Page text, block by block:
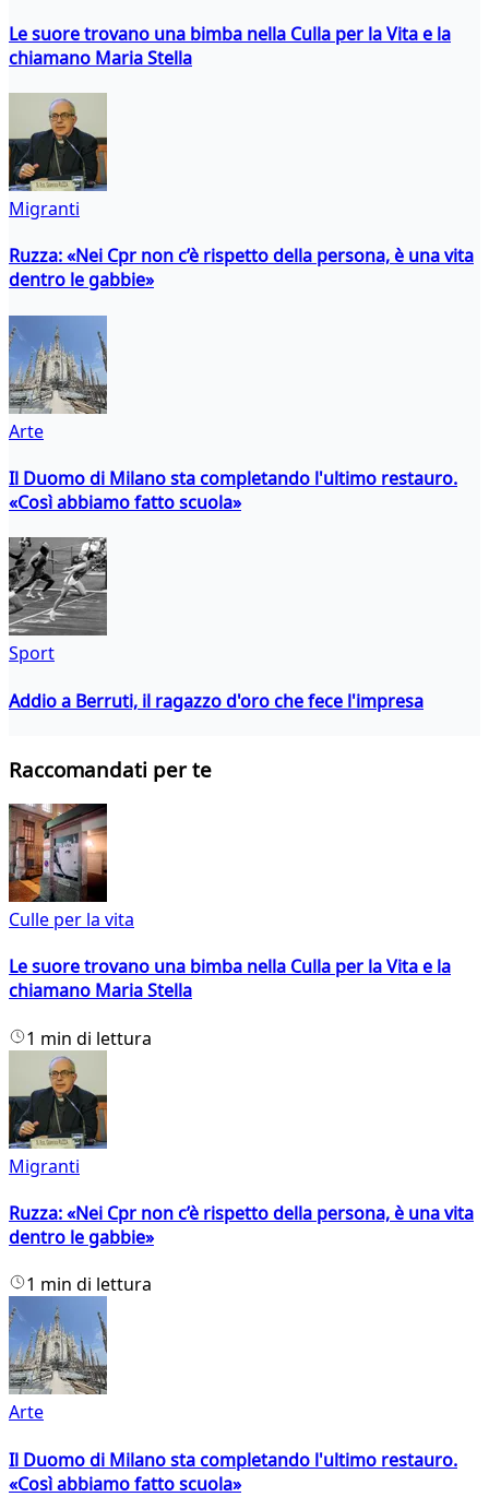
Le suore trovano una bimba nella Culla per la Vita e la
chiamano Maria Stella
Migranti
Ruzza: «Nei Cpr non c’è rispetto della persona, è una vita
dentro le gabbie»
Arte
Il Duomo di Milano sta completando l'ultimo restauro.
«Così abbiamo fatto scuola»
Sport
Addio a Berruti, il ragazzo d'oro che fece l'impresa
Raccomandati per te
Culle per la vita
Le suore trovano una bimba nella Culla per la Vita e la
chiamano Maria Stella
1 min di lettura
Migranti
Ruzza: «Nei Cpr non c’è rispetto della persona, è una vita
dentro le gabbie»
1 min di lettura
Arte
Il Duomo di Milano sta completando l'ultimo restauro.
«Così abbiamo fatto scuola»